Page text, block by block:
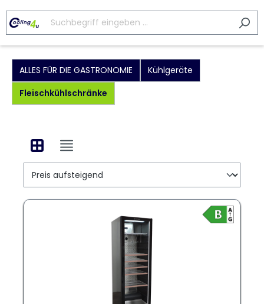
ALLES FÜR DIE GASTRONOMIE
Kühlgeräte
Fleischkühlschränke